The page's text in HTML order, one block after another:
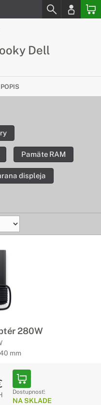
Dell
pre Vás ponuku
DELL, ktoré Vám
Pamäte RAM
displeja
280W
mm
Dostupnosť:
NA SKLADE